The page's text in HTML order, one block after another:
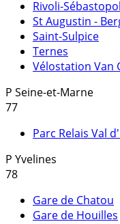
Rivoli-Sébastopol
St Augustin -
Saint-Sulpice
Ternes
Vélostation Van
P Seine-et-Marne
77
Parc Relais Val
P Yvelines
78
Gare de Chatou
Gare de Houilles